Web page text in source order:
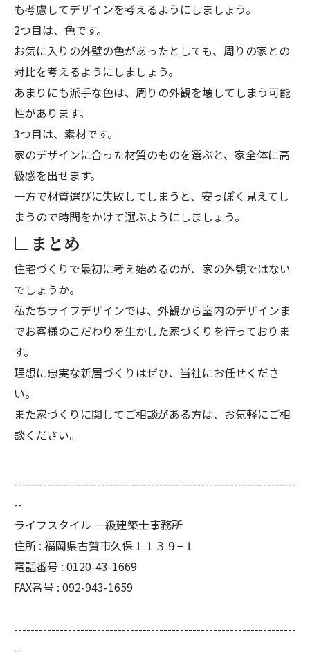
も考慮してデザインを考えるようにしましょう。
2つ目は、色です。
お気に入りの外壁の色があったとしても、周りの家との
対比を考えるようにしましょう。
あまりにも派手な色は、周りの外観を壊してしまう可能
性があります。
3つ目は、素材です。
家のデザインに合った材質のものを選ぶと、家全体に高
級感を出せます。
一方で材質選びに失敗してしまうと、安っぽく見えてし
まうので時間をかけて選ぶようにしましょう。
□まとめ
住宅づくりで最初に考え始めるのが、家の外観ではない
でしょうか。
私たちライフデザインでは、外観から室内のデザインま
でお客様のこだわりを生かした家づくりを行っておりま
す。
理想に忠実な新居づくりはぜひ、当社にお任せくださ
い。
また家づくりに関してご相談がある方は、お気軽にご相
談ください。
--------------------------------------------------------------------
--
ライフスタイル 一級建築士事務所
住所 : 福岡県古賀市久保１１３９−１
電話番号 : 0120-43-1669
FAX番号 : 092-943-1659
--------------------------------------------------------------------